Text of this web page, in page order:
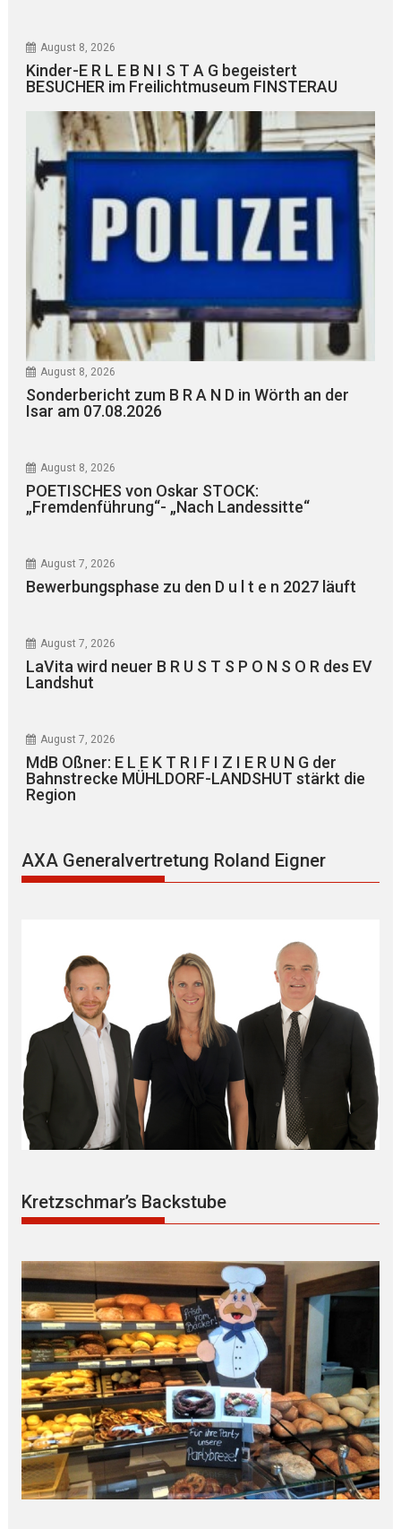
August 8, 2026
Kinder-E R L E B N I S T A G begeistert
BESUCHER im Freilichtmuseum FINSTERAU
August 8, 2026
Sonderbericht zum B R A N D in Wörth an der
Isar am 07.08.2026
August 8, 2026
POETISCHES von Oskar STOCK:
„Fremdenführung“- „Nach Landessitte“
August 7, 2026
Bewerbungsphase zu den D u l t e n 2027 läuft
August 7, 2026
LaVita wird neuer B R U S T S P O N S O R des EV
Landshut
August 7, 2026
MdB Oßner: E L E K T R I F I Z I E R U N G der
Bahnstrecke MÜHLDORF-LANDSHUT stärkt die
Region
AXA Generalvertretung Roland Eigner
Kretzschmar’s Backstube